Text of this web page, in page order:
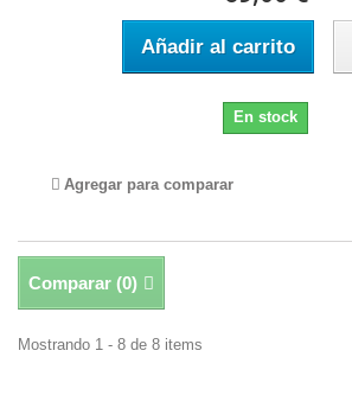
Añadir al carrito
En stock
Agregar para comparar
Comparar (0)
Mostrando 1 - 8 de 8 items